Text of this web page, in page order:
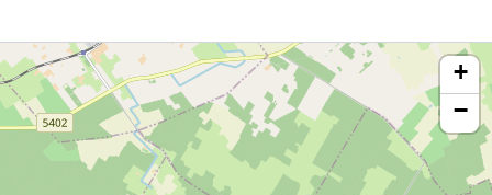
Divčibare
Vrnjačka Banja
Spremite se za virtuelno putovanje
+
−